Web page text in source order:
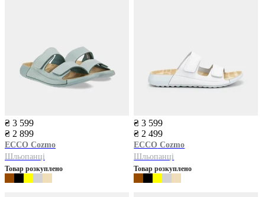
₴ 3 599
₴ 2 899
ECCO Cozmo
Шльопанці
Товар розкуплено
₴ 3 599
₴ 2 499
ECCO Cozmo
Шльопанці
Товар розкуплено